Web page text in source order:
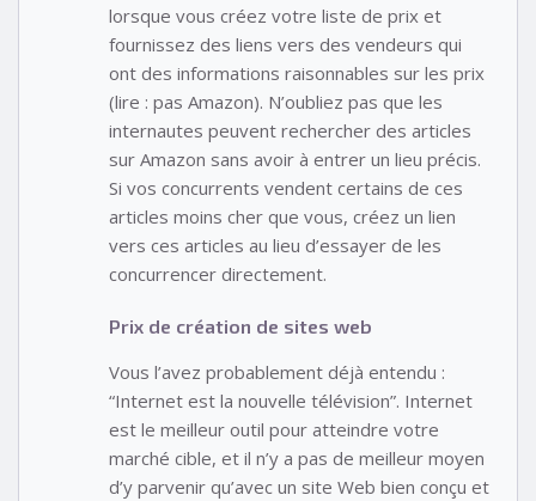
lorsque vous créez votre liste de prix et
fournissez des liens vers des vendeurs qui
ont des informations raisonnables sur les prix
(lire : pas Amazon). N’oubliez pas que les
internautes peuvent rechercher des articles
sur Amazon sans avoir à entrer un lieu précis.
Si vos concurrents vendent certains de ces
articles moins cher que vous, créez un lien
vers ces articles au lieu d’essayer de les
concurrencer directement.
Prix de création de sites web
Vous l’avez probablement déjà entendu :
“Internet est la nouvelle télévision”. Internet
est le meilleur outil pour atteindre votre
marché cible, et il n’y a pas de meilleur moyen
d’y parvenir qu’avec un site Web bien conçu et